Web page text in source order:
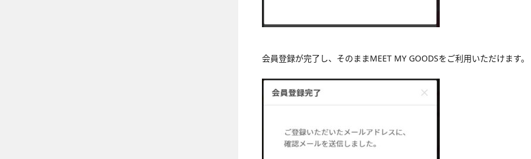
会員登録が完了し、そのままMEET MY GOODSをご利用いただけます。